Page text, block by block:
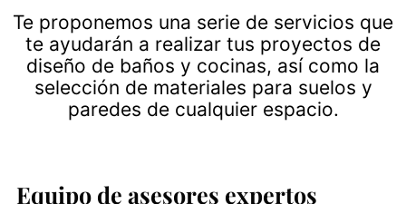
Te proponemos una serie de servicios que
te ayudarán a realizar tus proyectos de
diseño de baños y cocinas, así como la
selección de materiales para suelos y
paredes de cualquier espacio.
Equipo de asesores expertos